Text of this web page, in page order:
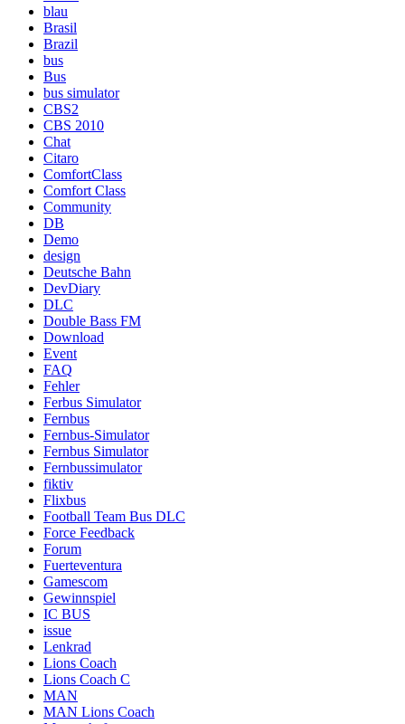
blau
Brasil
Brazil
bus
Bus
bus simulator
CBS2
CBS 2010
Chat
Citaro
ComfortClass
Comfort Class
Community
DB
Demo
design
Deutsche Bahn
DevDiary
DLC
Double Bass FM
Download
Event
FAQ
Fehler
Ferbus Simulator
Fernbus
Fernbus-Simulator
Fernbus Simulator
Fernbussimulator
fiktiv
Flixbus
Football Team Bus DLC
Force Feedback
Forum
Fuerteventura
Gamescom
Gewinnspiel
IC BUS
issue
Lenkrad
Lions Coach
Lions Coach C
MAN
MAN Lions Coach